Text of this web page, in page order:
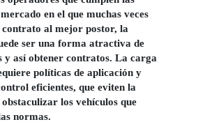
en el que muchas veces
contrato al mejor postor, la
ser una forma atractiva de
y así obtener contratos. La carga
políticas de aplicación y
eficientes, que eviten la
los vehículos que
normas.